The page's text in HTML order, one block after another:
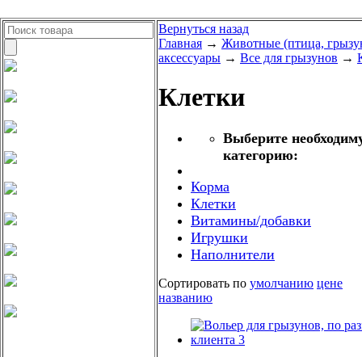
Вернуться назад
Главная → Животные (птица,
аксессуары → Все для грызунов →
Клетки
Выберите
категорию:
Корма
Клетки
Витамины/добавки
Игрушки
Наполнители
Сортировать по умолчанию цене
названию